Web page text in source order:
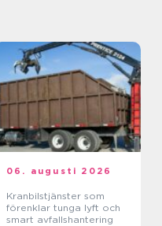
06. augusti 2026
Kranbilstjänster som
förenklar tunga lyft och
smart avfallshantering